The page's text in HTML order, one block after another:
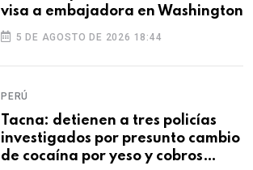
visa a embajadora en Washington
5 DE AGOSTO DE 2026 18:44
PERÚ
Tacna: detienen a tres policías
investigados por presunto cambio
de cocaína por yeso y cobros